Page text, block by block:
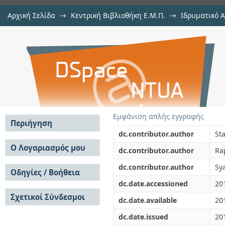
Αρχική Σελίδα → Κεντρική Βιβλιοθήκη Ε.Μ.Π. → Ιδρυματικό
Effects of pressure on the boson
Evidence of an elastic glass-to-
Εμφάνιση απλής εγγραφής
dc.contributor.author
dc.contributor.author
dc.contributor.author
dc.date.accessioned
dc.date.available
dc.date.issued
Περιήγηση
Σε όλο το DSpace
Κοινότητες & Συλλογές
Ανά Ημερομηνία
Έκδοσης
Συγγραφείς
Τίτλοι
Θέματα
Ο Λογαριασμός μου
Σύνδεση
Εγγραφή
Οδηγίες / Βοήθεια
Οδηγίες Υποβολής
Οδηγίες Χρήσης ΙΑ
Συχνές Ερωτήσεις
Σχετικοί Σύνδεσμοι